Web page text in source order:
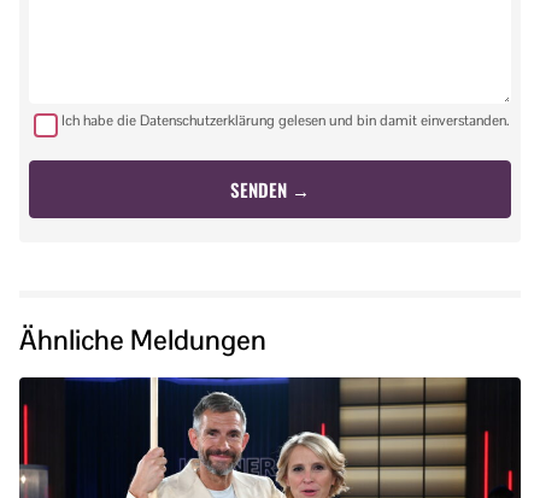
Ich habe die Datenschutzerklärung gelesen und bin damit einverstanden.
Ähnliche Meldungen